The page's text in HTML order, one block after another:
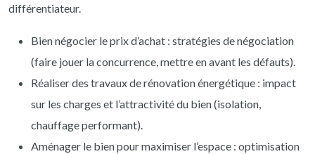
différentiateur.
Bien négocier le prix d’achat : stratégies de négociation
(faire jouer la concurrence, mettre en avant les défauts).
Réaliser des travaux de rénovation énergétique : impact
sur les charges et l’attractivité du bien (isolation,
chauffage performant).
Aménager le bien pour maximiser l’espace : optimisation